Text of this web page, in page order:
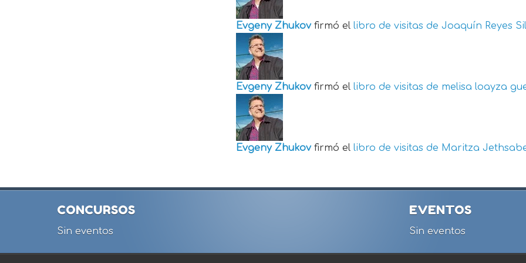
Evgeny Zhukov firmó el libro de visitas de Joaquín Reyes
Evgeny Zhukov firmó el libro de visitas de melisa loayza
Evgeny Zhukov firmó el libro de visitas de Maritza
CONCURSOS
Sin eventos
EVENTOS
Sin eventos